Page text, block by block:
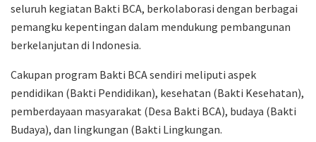
seluruh kegiatan Bakti BCA, berkolaborasi dengan berbagai
pemangku kepentingan dalam mendukung pembangunan
berkelanjutan di Indonesia.
Cakupan program Bakti BCA sendiri meliputi aspek
pendidikan (Bakti Pendidikan), kesehatan (Bakti Kesehatan),
pemberdayaan masyarakat (Desa Bakti BCA), budaya (Bakti
Budaya), dan lingkungan (Bakti Lingkungan.